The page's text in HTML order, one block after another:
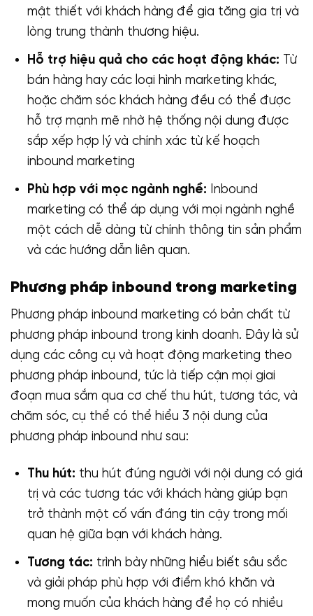
mật thiết với khách hàng để gia tăng gia trị và
lòng trung thành thương hiệu.
Hỗ trợ hiệu quả cho các hoạt động khác: Từ
bán hàng hay các loại hình marketing khác,
hoặc chăm sóc khách hàng đều có thể được
hỗ trợ mạnh mẽ nhờ hệ thống nội dung được
sắp xếp hợp lý và chính xác từ kế hoạch
inbound marketing
Phù hợp với mọc ngành nghề: Inbound
marketing có thể áp dụng với mọi ngành nghề
một cách dễ dàng từ chính thông tin sản phẩm
và các hướng dẫn liên quan.
Phương pháp inbound trong marketing
Phương pháp inbound marketing có bản chất từ
phương pháp inbound trong kinh doanh. Đây là sử
dụng các công cụ và hoạt động marketing theo
phương pháp inbound, tức là tiếp cận mọi giai
đoạn mua sắm qua cơ chế thu hút, tương tác, và
chăm sóc, cụ thể có thể hiểu 3 nội dung của
phương pháp inbound như sau:
Thu hút: thu hút đúng người với nội dung có giá
trị và các tương tác với khách hàng giúp bạn
trở thành một cố vấn đáng tin cậy trong mối
quan hệ giữa bạn với khách hàng.
Tương tác: trình bày những hiểu biết sâu sắc
và giải pháp phù hợp với điểm khó khăn và
mong muốn của khách hàng để họ có nhiều